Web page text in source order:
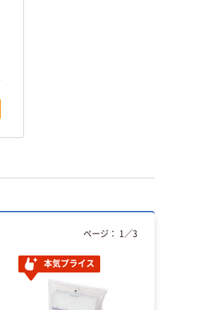
本気プライス
ページ： 1 ／3